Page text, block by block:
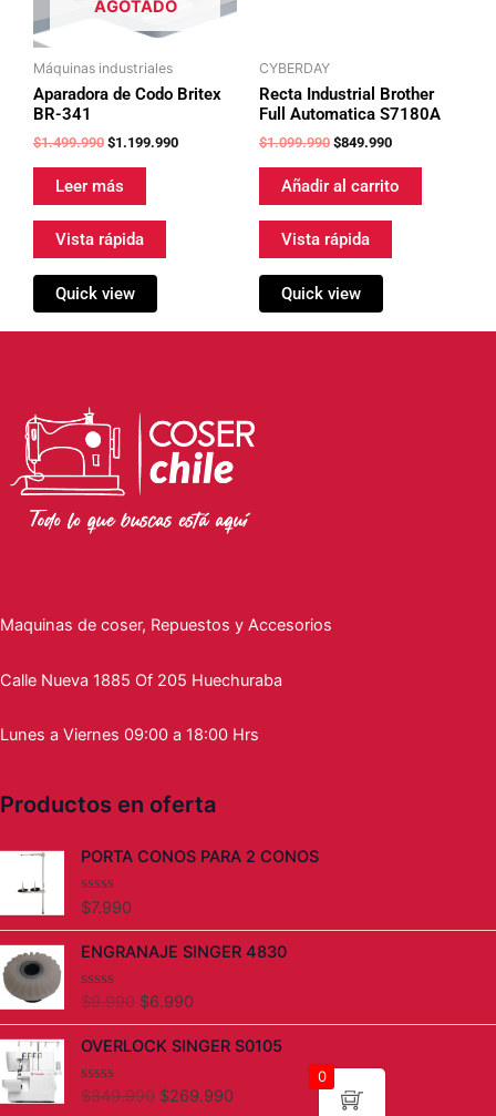
AGOTADO
Máquinas industriales
Aparadora de Codo Britex
BR-341
$1.499.990 $1.199.990
Leer más
Vista rápida
Quick view
CYBERDAY
Recta Industrial Brother
Full Automatica S7180A
$1.099.990 $849.990
Añadir al carrito
Vista rápida
Quick view
Maquinas de coser, Repuestos y Accesorios
Calle Nueva 1885 Of 205 Huechuraba
Lunes a Viernes 09:00 a 18:00 Hrs
Productos en oferta
PORTA CONOS PARA 2 CONOS
V
o
a
d
c
o
0
d
e
$7.990
ENGRANAJE SINGER 4830
V
o
a
d
$9.990
El
precio
era:
$6.990
El
precio
es:
OVERLOCK SINGER S0105
V
$349.990
El
precio
era:
$269.990
El
precio
es:
0